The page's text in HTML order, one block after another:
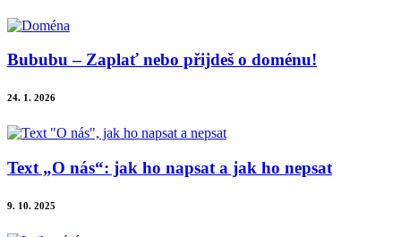
Bububu – Zaplať nebo přijdeš o doménu!
24. 1. 2026
Text „O nás“: jak ho napsat a jak ho nepsat
9. 10. 2025